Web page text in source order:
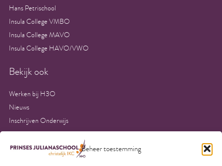
Beheer toestemming
Hans Petrischool
Insula College VMBO
Insula College MAVO
Insula College HAVO/VWO
Bekijk ook
Werken bij H3O
Nieuws
Inschrijven Onderwijs
Aanvullende voorwaarden kinderopvang
Algemene voorwaarden kinderopvang